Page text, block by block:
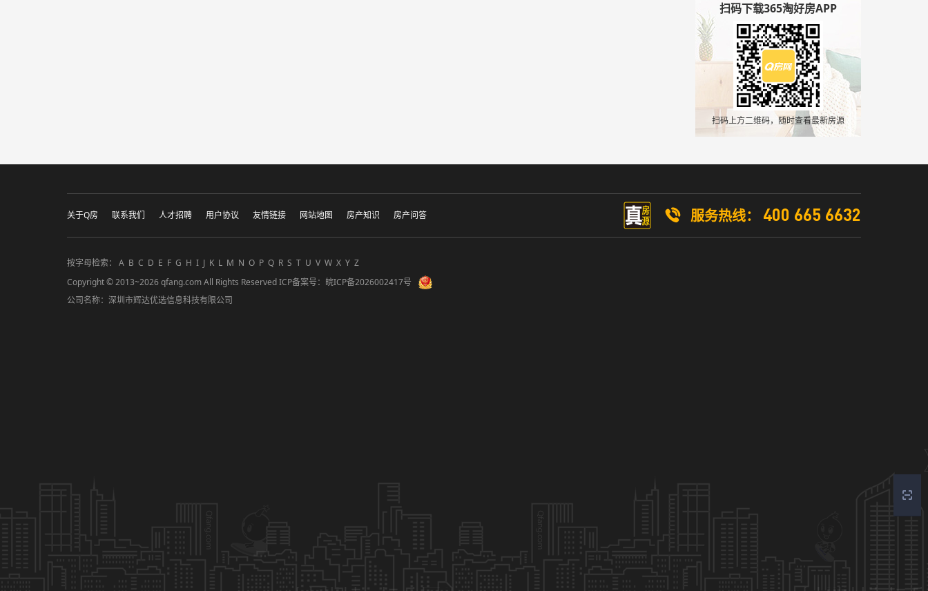
扫码下载365淘好房APP
扫码上方二维码，随时查看最新房源
关于Q房 联系我们 人才招聘 用户协议 友情链接 网站地图 房产知识 房产问答  服务热线： 400 665 6632
按字母检索： A B C D E F G H I J K L M N O P Q R S T U V W X Y Z
Copyright © 2013~2026 qfang.com All Rights Reserved ICP备案号： 皖ICP备2026002417号
公司名称：深圳市辉达优选信息科技有限公司